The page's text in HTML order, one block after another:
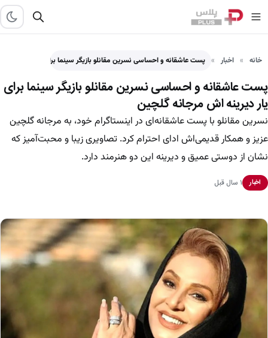
خانه اخبار پست عاشقانه و احساسی نسرین مقانلو بازیگر سینما برای یار…
پست عاشقانه و احساسی نسرین مقانلو بازیگر سینما برای
یار دیرینه اش مرجانه گلچین
نسرین مقانلو با پست عاشقانه‌ای در اینستاگرام خود، به مرجانه گلچین
عزیز و همکار قدیمی‌اش ادای احترام کرد. تصاویری زیبا و محبت‌آمیز که
نشان از دوستی عمیق و دیرینه این دو هنرمند دارد.
اخبار ۱ سال قبل